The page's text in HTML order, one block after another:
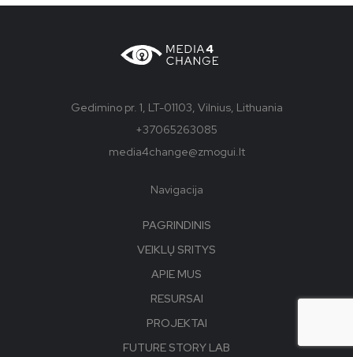
Gedimino pr. 1, LT-01103, Vilnius, Lithuania
+37065263085
media4change@zmogui.lt
Navigacija
PAGRINDINIS
VEIKLŲ SRITYS
APIE MUS
RESURSAI
PROJEKTAI
FUTURE STORY LAB